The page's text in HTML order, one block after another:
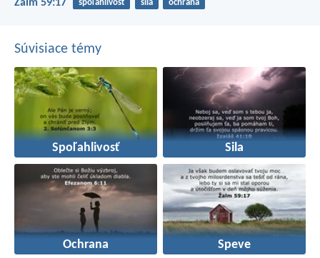
Žalm 59:17 spoľahlivosť sila ochrana
Súvisiace témy
Spoľahlivosť Sila
Ochrana Speve